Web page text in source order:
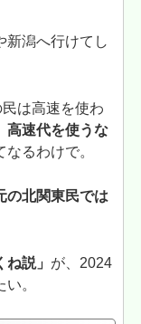
新潟へ行けてし
は高速を使わ
高速代を使うな
なるわけで。
の北関東民では
説」 が、2024
。